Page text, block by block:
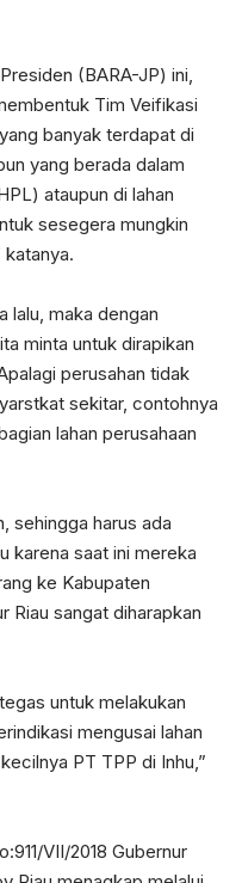
(BARA-JP) ini,
Tim Veifikasi
banyak terdapat di
yang berada dalam
ataupun di lahan
sesegera mungkin
lalu, maka dengan
minta untuk dirapikan
perusahan tidak
sekitar, contohnya
lahan perusahaan
sehingga harus ada
karena saat ini mereka
ke Kabupaten
Riau sangat diharapkan
untuk melakukan
mengusai lahan
PT TPP di Inhu,”
VII/2018 Gubernur